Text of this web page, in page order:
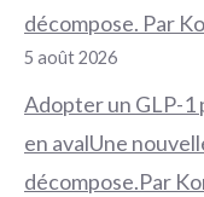
décompose. Par
5 août 2026
Adopter un GLP-
en avalUne
décompose.Par